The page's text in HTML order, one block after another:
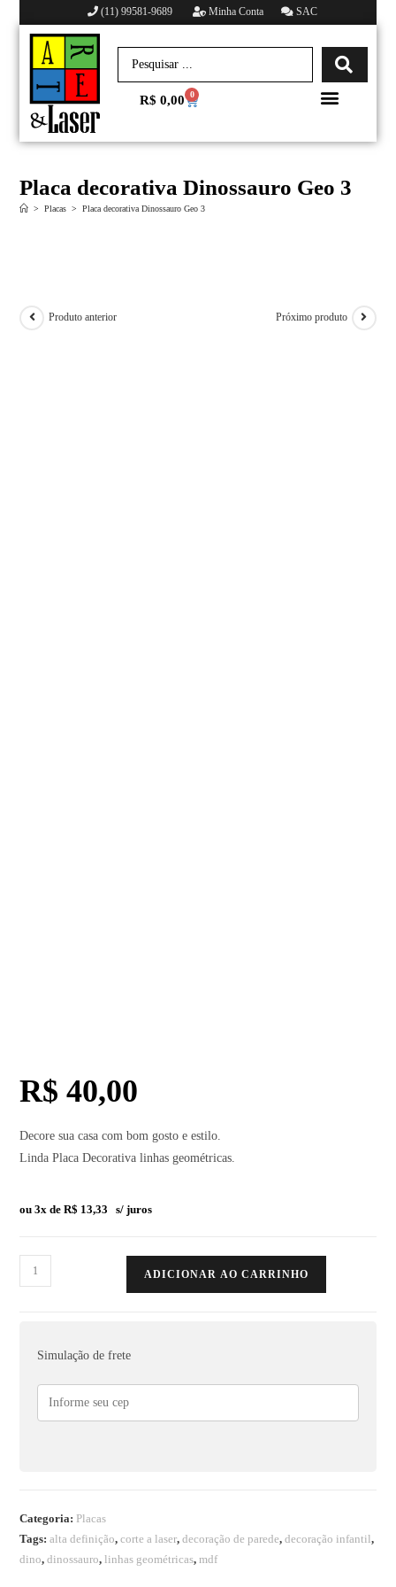
(11) 99581-9689 Minha Conta SAC
R$ 0,00 0
Placa decorativa Dinossauro Geo 3
> Placas > Placa decorativa Dinossauro Geo 3
Produto anterior Próximo produto
R$ 40,00
Decore sua casa com bom gosto e estilo.
Linda Placa Decorativa linhas geométricas.
ou 3x deR$ 13,33 s/ juros
ADICIONAR AO CARRINHO
Simulação de frete
Categoria: Placas
Tags:alta definição,corte a laser,decoração de parede,decoração infantil,
dino,dinossauro,linhas geométricas,mdf